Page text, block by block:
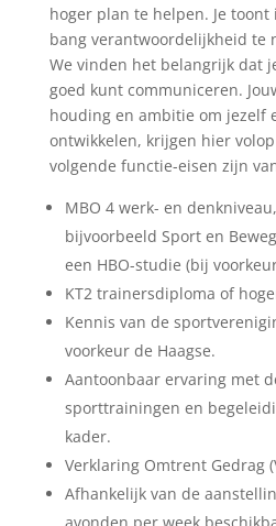
hoger plan te helpen. Je
bang verantwoordelijkheid te
We vinden het belangrijk dat
goed kunt communiceren.
houding en ambitie om jezelf
ontwikkelen, krijgen hier
volgende functie-eisen zijn
MBO 4 werk- en
bijvoorbeeld Sport en
een HBO-studie (bij
KT2 trainersdiploma of
Kennis van de
voorkeur de Haagse.
Aantoonbaar ervaring met
sporttrainingen en
kader.
Verklaring Omtrent Gedrag
Afhankelijk van de